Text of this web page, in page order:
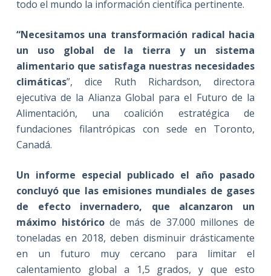
todo el mundo la información científica pertinente.
“Necesitamos una transformación radical hacia
un uso global de la tierra y un sistema
alimentario que satisfaga nuestras necesidades
climáticas”, dice Ruth Richardson, directora
ejecutiva de la Alianza Global para el Futuro de la
Alimentación, una coalición estratégica de
fundaciones filantrópicas con sede en Toronto,
Canadá.
Un informe especial publicado el año pasado
concluyó que las emisiones mundiales de gases
de efecto invernadero, que alcanzaron un
máximo históricode más de 37.000 millones de
toneladas en 2018, deben disminuir drásticamente
en un futuro muy cercano para limitar el
calentamiento global a 1,5 grados, y que esto